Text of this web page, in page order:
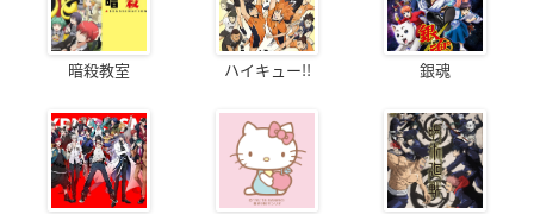
暗殺教室 ハイキュー!! 銀魂